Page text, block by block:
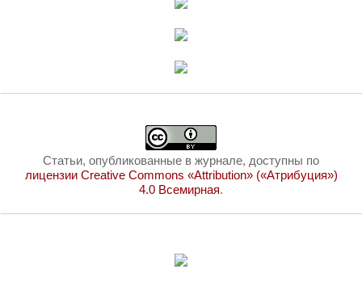
Статьи, опубликованные в журнале, доступны по
лицензии Creative Commons «Attribution» («Атрибуция»)
4.0 Всемирная.